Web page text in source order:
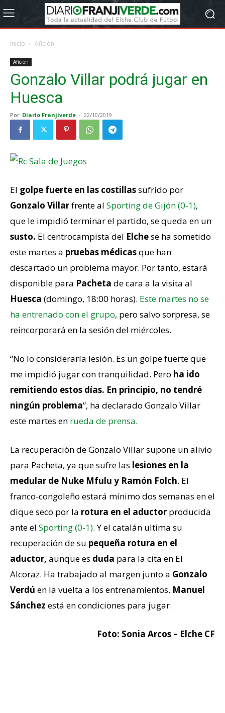
Inicio Afición
Afición
Gonzalo Villar podrá jugar en
Huesca
Por Diario Franjiverde - 22/10/2019
El golpe fuerte en las costillassufrido por
Gonzalo Villarfrente al Sporting de Gijón (0-1),
que le impidió terminar el partido, se queda en un
susto. El centrocampista del Elchese ha sometido
este martes a pruebas médicasque han
descartado un problema mayor. Por tanto, estará
disponible para Pacheta de cara a la visita al
Huesca (domingo, 18:00 horas). Este martes no se
ha entrenado con el grupo, pero salvo sorpresa, se
reincorporará en la sesión del miércoles.
“No lo consideraría lesión. Es un golpe fuerte que
me impidió jugar con tranquilidad. Pero ha ido
remitiendo estos días. En principio, no tendré
ningún problema”, ha declarado Gonzalo Villar
este martes en rueda de prensa.
La recuperación de Gonzalo Villar supone un alivio
para Pacheta, ya que sufre las lesiones en la
medular de Nuke Mfulu y Ramón Folch. El
franco-congoleño estará mínimo dos semanas en el
dique seco por la rotura en el aductor producida
ante el Sporting (0-1). Y el catalán ultima su
recuperación de su pequeña rotura en el
aductor, aunque es duda para la cita en El
Alcoraz. Ha trabajado al margen junto a Gonzalo
Verdú en la vuelta a los entrenamientos. Manuel
Sánchez está en condiciones para jugar.
Foto: Sonia Arcos – Elche CF